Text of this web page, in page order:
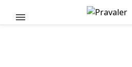
Pular para o conteúdo principal